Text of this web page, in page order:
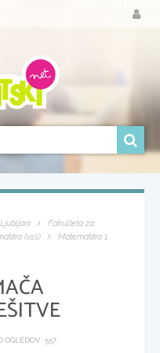
Fakulteta za
(vsš)
Matematika 1
OGLEDOV: 557